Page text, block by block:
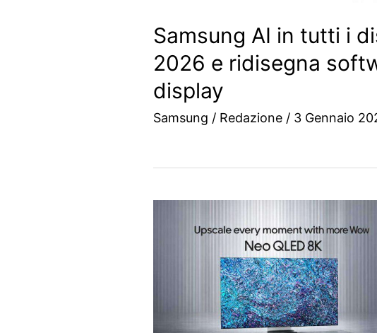
Samsung AI in tutti i
2026 e ridisegna
display
Samsung / Redazione / 3 Gennaio